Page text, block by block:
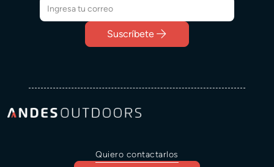
Suscríbete
Quiero contactarlos